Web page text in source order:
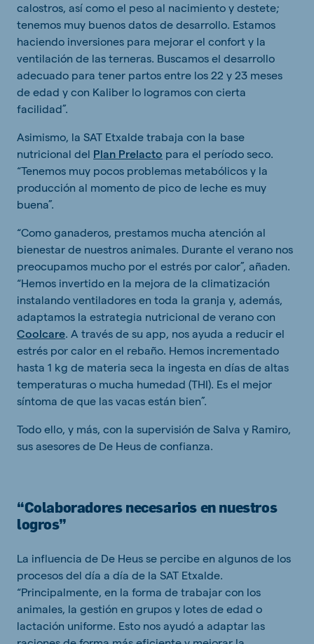
calostros, así como el peso al nacimiento y destete;
tenemos muy buenos datos de desarrollo. Estamos
haciendo inversiones para mejorar el confort y la
ventilación de las terneras. Buscamos el desarrollo
adecuado para tener partos entre los 22 y 23 meses
de edad y con Kaliber lo logramos con cierta
facilidad”.
Asimismo, la SAT Etxalde trabaja con la base
nutricional del Plan Prelacto para el período seco.
“Tenemos muy pocos problemas metabólicos y la
producción al momento de pico de leche es muy
buena”.
“Como ganaderos, prestamos mucha atención al
bienestar de nuestros animales. Durante el verano nos
preocupamos mucho por el estrés por calor”, añaden.
“Hemos invertido en la mejora de la climatización
instalando ventiladores en toda la granja y, además,
adaptamos la estrategia nutricional de verano con
Coolcare. A través de su app, nos ayuda a reducir el
estrés por calor en el rebaño. Hemos incrementado
hasta 1 kg de materia seca la ingesta en días de altas
temperaturas o mucha humedad (THI). Es el mejor
síntoma de que las vacas están bien”.
Todo ello, y más, con la supervisión de Salva y Ramiro,
sus asesores de De Heus de confianza.
“Colaboradores necesarios en nuestros
logros”
La influencia de De Heus se percibe en algunos de los
procesos del día a día de la SAT Etxalde.
“Principalmente, en la forma de trabajar con los
animales, la gestión en grupos y lotes de edad o
lactación uniforme. Esto nos ayudó a adaptar las